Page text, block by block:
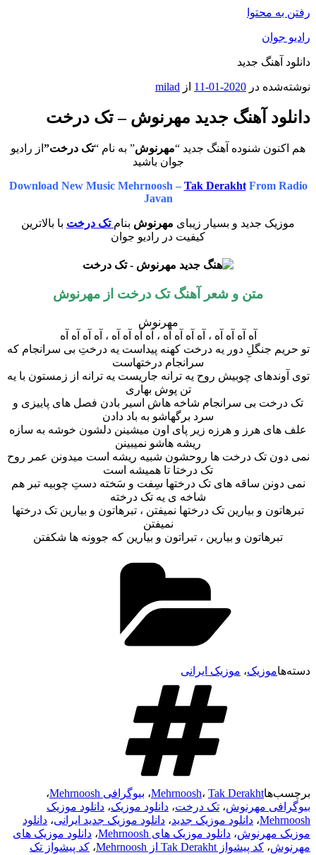
رفتن به محتوا
رادیو جوان
دانلود آهنگ جدید
نوشته‌شده در 2020-01-11 از milad
دانلود آهنگ جدید مهرنوش – تک درخت
هم اکنون شنوده آهنگ جدید “مهرنوش” به نام “تک درخت” از رادیو
جوان باشید
Download New Music Mehrnoosh – Tak DerakhtFrom Radio
Javan
موزیک جدید و بسیار زیبای مهرنوش بنام تک درخت با بالاترین
کیفیت در رادیو جوان
متن و شعر آهنگ تک درخت از مهرنوش
مهرنوش
آه آه آه آه ، آه آه آه آه ، آه آه آه آه ، آه آه آه آه
تو حریم جنگلِ دور یه درخت کهنه پیداست یه درختِ بی سرانجام که
سرانجام درختهاست
توی آوندهای چوبیش روح یه ترانه جاریست یه ترانه از زمستون با یه
تن پوش بهاری
تک درخت بی سرانجام شاخه هاش اسیر بادن فصل های پاییزی و
سرد برگهاشو به باد دادن
علف های هرز و هرزه زیر پای اون میشینن دلشون خوشه به سازه
ریشه هاشو نمیبینن
نمی دون تک درخت ها روحشون شبیه ریشه است میدونن عمر روح
تک درختا تا همیشه است
نمی دونن ساقه های تک درختها سِفت و سَخته دستِ چوبیه تبر هم
شاخه ی یه تک درخته
تبرهاتون و بیارین تک درختها نمیفتن ، تبرهاتون و بیارین تک درختها
نمیفتن
تبرهاتون و بیارین ، تبراتون و بیارین که جوونه ها شکفتن
دسته‌هاموزیک، موزیک ایرانی
برچسب‌ها Mehrnoosh، Tak Derakht ، بیوگرافی Mehrnoosh
،
بیوگرافی مهرنوش، تک درخت، دانلود موزیک، دانلود موزیک
Mehrnoosh، دانلود موزیک جدید، دانلود موزیک جدید ایرانی، دانلود
موزیک مهرنوش، دانلود موزیک های Mehrnoosh ، دانلود موزیک های
مهرنوش، کد پیشواز Tak Derakht از Mehrnoosh ، کد پیشواز تک